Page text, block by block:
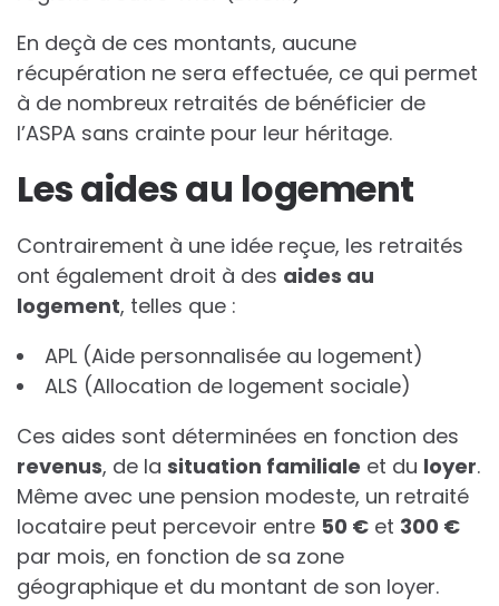
En deçà de ces montants, aucune
récupération ne sera effectuée, ce qui permet
à de nombreux retraités de bénéficier de
l’ASPA sans crainte pour leur héritage.
Les aides au logement
Contrairement à une idée reçue, les retraités
ont également droit à des aides au
logement, telles que :
APL (Aide personnalisée au logement)
ALS (Allocation de logement sociale)
Ces aides sont déterminées en fonction des
revenus, de la situation familiale et du loyer.
Même avec une pension modeste, un retraité
locataire peut percevoir entre 50 € et 300 €
par mois, en fonction de sa zone
géographique et du montant de son loyer.